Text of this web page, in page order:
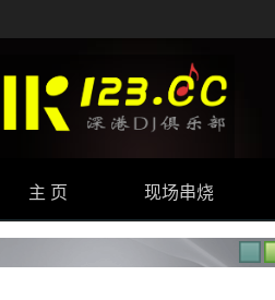
主 页 现场串烧